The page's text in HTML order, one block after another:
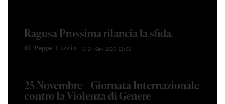
Ragusa Prossima rilancia la sfida.
di Peppe Li­z­zio 24 Gen 2026 11:01
25 Novembre – Giornata Internazionale
contro la Violenza di Genere